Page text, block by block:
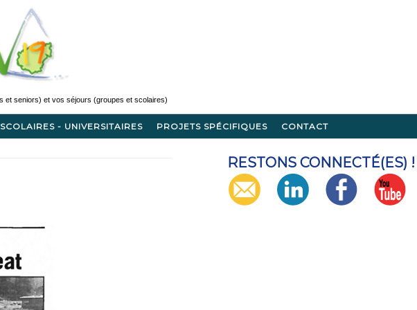
SCOLAIRES - UNIVERSITAIRES PROJETS SPÉCIFIQUES CONTACT
RESTONS CONNECTÉ(ES) !